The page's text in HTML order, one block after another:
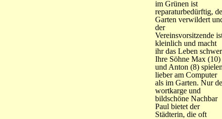
im Grünen ist
reparaturbedürftig,
Garten verwildert
der
Vereinsvorsitzende
kleinlich und macht
ihr das Leben
Ihre Söhne Max (10)
und Anton (8)
lieber am Computer
als im Garten. Nur
wortkarge und
bildschöne Nachbar
Paul bietet der
Städterin, die oft